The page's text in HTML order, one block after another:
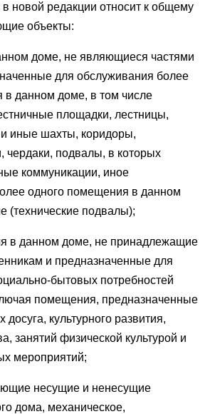
новой редакции относит к общему
объекты:
доме, не являющиеся частями
для обслуживания более
в данном доме, в том числе
площадки, лестницы,
иные шахты, коридоры,
чердаки, подвалы, в которых
коммуникации, иное
одного помещения в данном
(технические подвалы);
в данном доме, не принадлежащие
и предназначенные для
бытовых потребностей
помещения, предназначенные
досуга, культурного развития,
занятий физической культурой и
мероприятий;
несущие и ненесущие
дома, механическое,